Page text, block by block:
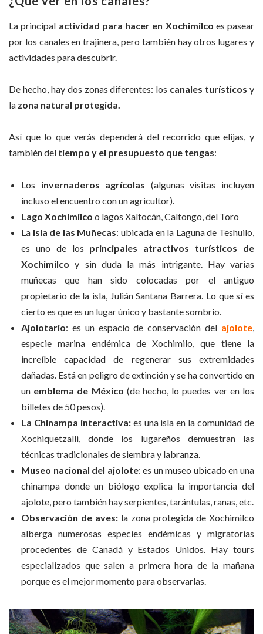
La principal actividad para hacer en Xochimilco es pasear
por los canales en trajinera, pero también hay otros lugares y
actividades para descubrir.
De hecho, hay dos zonas diferentes: los canales turísticos y
la zona natural protegida.
Así que lo que verás dependerá del recorrido que elijas, y
también del tiempo y el presupuesto que tengas:
Los invernaderos agrícolas (algunas visitas incluyen
incluso el encuentro con un agricultor).
Lago Xochimilco o lagos Xaltocán, Caltongo, del Toro
La Isla de las Muñecas: ubicada en la Laguna de Teshuilo,
es uno de los principales atractivos turísticos de
Xochimilco y sin duda la más intrigante. Hay varias
muñecas que han sido colocadas por el antiguo
propietario de la isla, Julián Santana Barrera. Lo que sí es
cierto es que es un lugar único y bastante sombrío.
Ajolotario: es un espacio de conservación del ajolote
especie marina endémica de Xochimilo, que tiene la
increíble capacidad de regenerar sus extremidades
dañadas. Está en peligro de extinción y se ha convertido en
un emblema de México (de hecho, lo puedes ver en los
billetes de 50 pesos).
La Chinampa interactiva:es una isla en la comunidad de
Xochiquetzalli, donde los lugareños demuestran las
técnicas tradicionales de siembra y labranza.
Museo nacional del ajolote: es un museo ubicado en una
chinampa donde un biólogo explica la importancia del
ajolote, pero también hay serpientes, tarántulas, ranas, etc.
Observación de aves: la zona protegida de Xochimilco
alberga numerosas especies endémicas y migratorias
procedentes de Canadá y Estados Unidos. Hay tours
especializados que salen a primera hora de la mañana
porque es el mejor momento para observarlas.